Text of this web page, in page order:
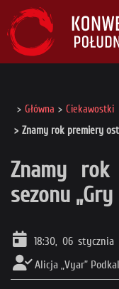
Główna
Ciekawostki
Znamy rok premiery
Znamy
sezonu
18:30, 06 stycznia
Alicja „Vyar”